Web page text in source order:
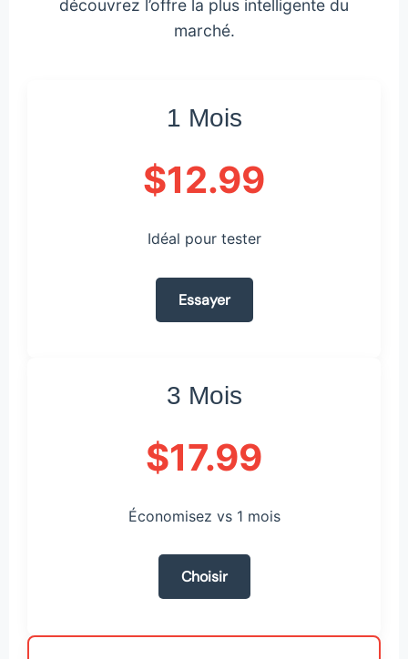
découvrez l’offre la plus intelligente du
marché.
1 Mois
$12.99
Idéal pour tester
Essayer
3 Mois
$17.99
Économisez vs 1 mois
Choisir